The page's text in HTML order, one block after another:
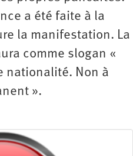
a été faite à la
la manifestation. La
comme slogan «
nationalité. Non à
».